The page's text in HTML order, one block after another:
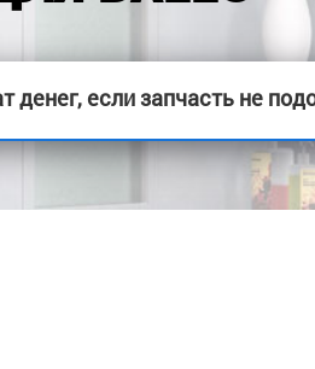
денег, если запчасть не